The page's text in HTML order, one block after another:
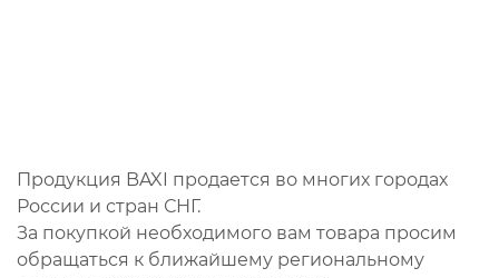
Продукция BAXI продается во многих городах
России и стран СНГ.
За покупкой необходимого вам товара просим
обращаться к ближайшему региональному